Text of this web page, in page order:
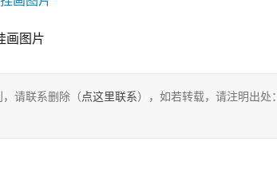
画图片
请联系删除（点这里联系），如若转载，请注明出处：